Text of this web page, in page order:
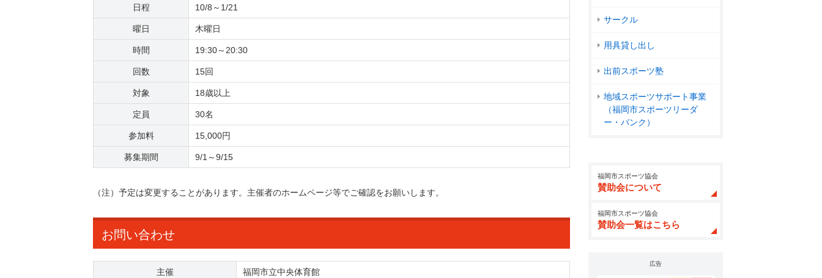
サークル
用具貸し出し
出前スポーツ塾
地域スポーツサポート事業
（福岡市スポーツリーダ
ー・バンク）
福岡市スポーツ協会
賛助会について
福岡市スポーツ協会
賛助会一覧はこちら
広告
日程 10/8～1/21
曜日 木曜日
時間 19:30～20:30
回数 15回
対象 18歳以上
定員 30名
参加料 15,000円
募集期間 9/1～9/15
（注）予定は変更することがあります。主催者のホームページ等でご確認をお願いします。
お問い合わせ
主催 福岡市立中央体育館